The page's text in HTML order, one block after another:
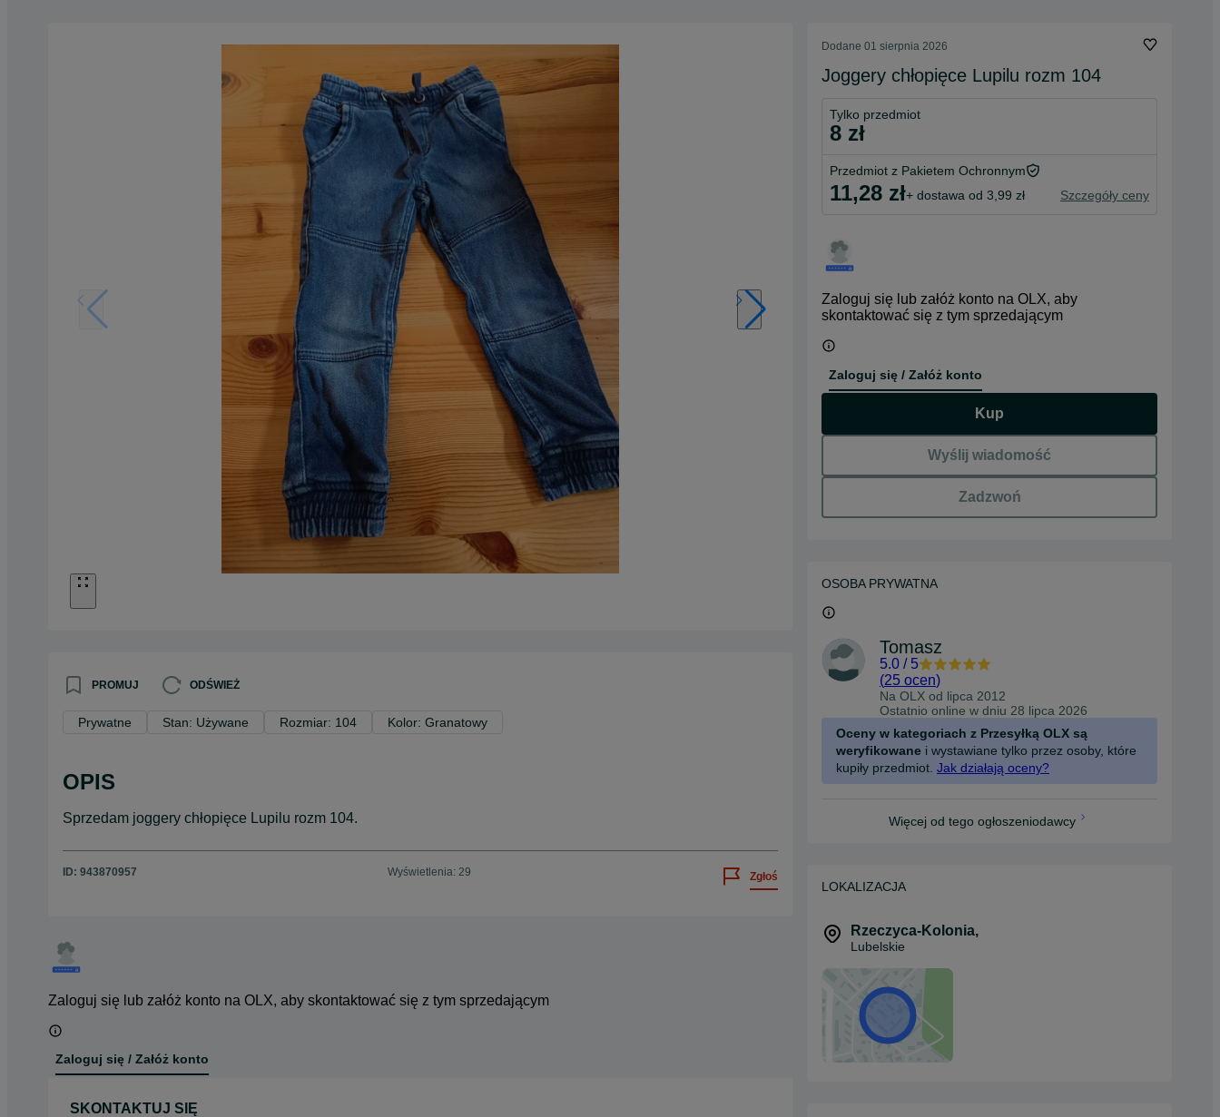
PROMUJ ODŚWIEŻ
Prywatne Stan: Używane Rozmiar: 104 Kolor: Granatowy
OPIS
Sprzedam joggery chłopięce Lupilu rozm 104.
ID: 943870957 Wyświetlenia: 29 Zgłoś
Zaloguj się lub załóż konto na OLX, aby skontaktować się z tym sprzedającym
Zaloguj się / Załóż konto
SKONTAKTUJ SIĘ
Dodane 01 sierpnia 2026
Joggery chłopięce Lupilu rozm 104
Tylko przedmiot
8 zł
Przedmiot z Pakietem Ochronnym
11,28 zł+ dostawa od 3,99 zł Szczegóły ceny
Zaloguj się lub załóż konto na OLX, aby
skontaktować się z tym sprzedającym
Zaloguj się / Załóż konto
Kup
Wyślij wiadomość
Zadzwoń
OSOBA PRYWATNA
Tomasz
5.0 / 5
(25 ocen)
Na OLX od lipca 2012
Ostatnio online w dniu 28 lipca 2026
Oceny w kategoriach z Przesyłką OLX są
weryfikowane i wystawiane tylko przez osoby, które
kupiły przedmiot. Jak działają oceny?
Więcej od tego ogłoszeniodawcy
LOKALIZACJA
Rzeczyca-Kolonia,
Lubelskie